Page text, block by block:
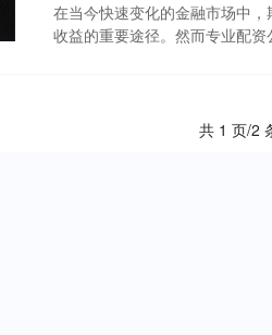
在当今快速变化的金融市场中
收益的重要途径。然而专业配
共 1 页/2